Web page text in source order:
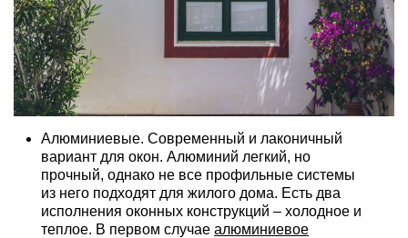
Алюминиевые. Современный и лаконичный
вариант для окон. Алюминий легкий, но
прочный, однако не все профильные системы
из него подходят для жилого дома. Есть два
исполнения оконных конструкций – холодное и
теплое. В первом случае алюминиевое